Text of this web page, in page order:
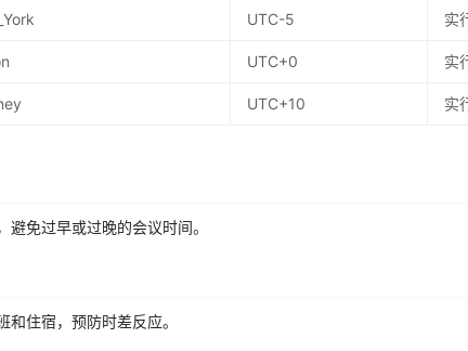
UTC-5 实
UTC+0 实
UTC+10 实
免过早或过晚的会议时间。
住宿，预防时差反应。